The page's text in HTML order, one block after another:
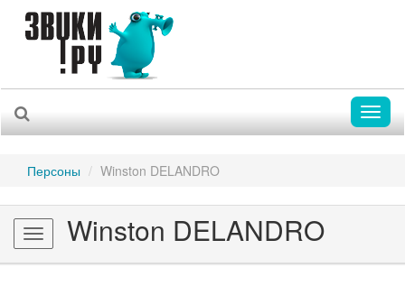
Персоны Winston DELANDRO
Toggle
navigation
Winston DELANDRO